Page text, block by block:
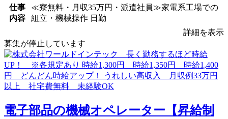
仕事
内容
≪寮無料・月収35万円・派遣社員≫家電系工場での
組立・機械操作 日勤
詳細を表示
募集が停止しています
電子部品の機械オペレーター【昇給制